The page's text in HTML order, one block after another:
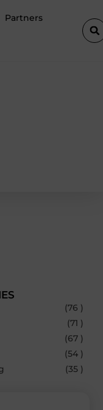
Partners
(76 )
(71 )
(67 )
(54 )
(35 )